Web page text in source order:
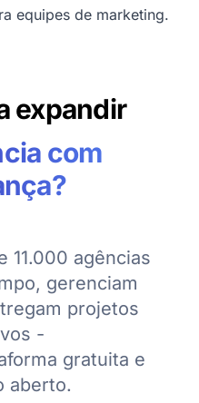
equipes de marketing.
expandir
com
11.000 agências
gerenciam
projetos
-
gratuita e
aberto.